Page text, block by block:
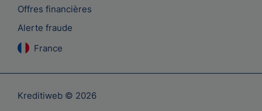
Offres financières
Alerte fraude
France
Kreditiweb © 2026